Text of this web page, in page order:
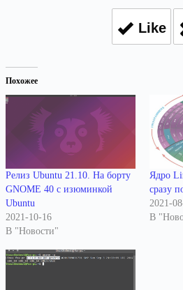
Like
Похожее
Релиз Ubuntu 21.10. На борту
GNOME 40 с изюминкой
Ubuntu
2021-10-16
В "Новости"
Ядро
сразу
2021-
В